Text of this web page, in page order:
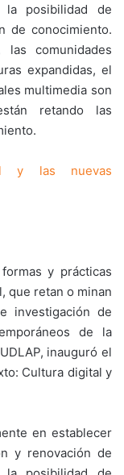
la posibilidad de
de conocimiento.
comunidades
expandidas, el
multimedia son
retando las
y las nuevas
y prácticas
que retan o minan
investigación de
de la
inauguró el
Cultura digital y
en establecer
y renovación de